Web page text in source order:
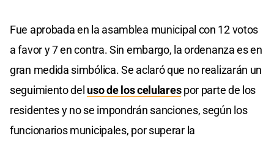
Fue aprobada en la asamblea municipal con 12 votos
a favor y 7 en contra. Sin embargo, la ordenanza es en
gran medida simbólica. Se aclaró que no realizarán un
seguimiento del uso de los celularespor parte de los
residentes y no se impondrán sanciones, según los
funcionarios municipales, por superar la